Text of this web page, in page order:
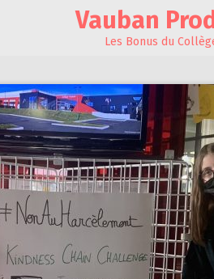
Vauban
Les Bonus du